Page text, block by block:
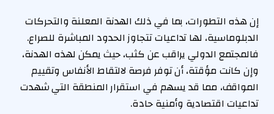
إن هذه التطورات، بما في ذلك الهدنة المعلنة والتحركات
الدبلوماسية، لها تداعيات تتجاوز الحدود المباشرة للصراع.
فالمجتمع الدولي يراقب عن كثب، حيث يمكن لهذه الهدنة،
وإن كانت مؤقتة، أن توفر فرصة لالتقاط الأنفاس وتقييم
المواقف، مما قد يسهم في استقرار المنطقة التي شهدت
تداعيات اقتصادية وأمنية حادة.